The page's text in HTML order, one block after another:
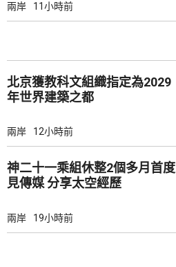
兩岸 11小時前
北京獲教科文組織指定為2029
年世界建築之都
兩岸 12小時前
神二十一乘組休整2個多月首度
見傳媒 分享太空經歷
兩岸 19小時前